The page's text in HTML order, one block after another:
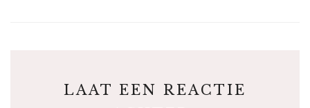
LAAT EEN REACTIE